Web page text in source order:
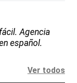
Agencia
español.
Ver todos